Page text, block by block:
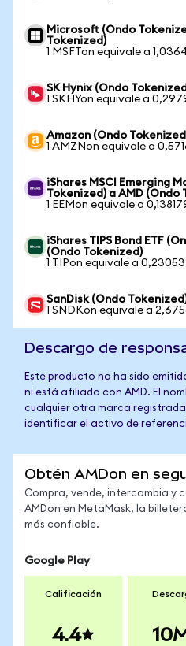
Microsoft (Ondo
Tokenized)
1 MSFTon equivale a
SK Hynix (Ondo
1 SKHYon equivale a
Amazon (Ondo
1 AMZNon equivale a
iShares MSCI Emerging
Tokenized) a AMD (Ondo
1 EEMon equivale a
iShares TIPS Bond ETF
(Ondo Tokenized)
1 TIPon equivale a
SanDisk (Ondo
1 SNDKon equivale a
Descargo de
Este producto no ha sido
ni está afiliado con AMD. El
cualquier otra marca
identificar el activo de
Obtén AMDon en
Compra, vende, intercambia y
AMDon en MetaMask, la
más confiable.
Google Play
Calificación
4.4